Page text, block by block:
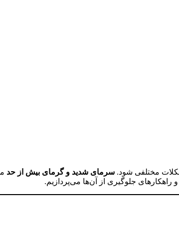
مختلفی شود. سرمای شدید و گرمای بیش‌ از حد
و راهکارهای جلوگیری از آن‌ها می‌پردازیم.